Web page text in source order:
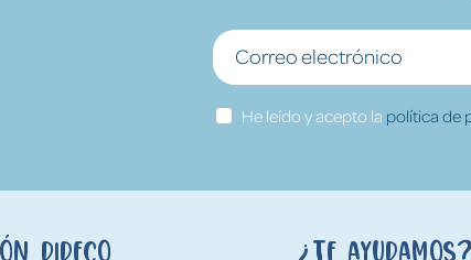
He leído y acepto la política de
Dideco ¿Te ayudamos?